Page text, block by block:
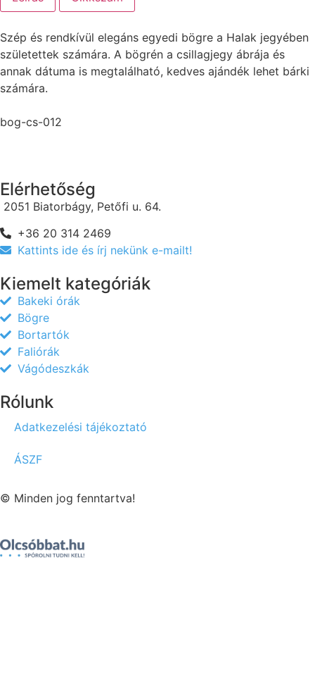
Szép és rendkívül elegáns egyedi bögre a Halak jegyében
születettek számára. A bögrén a csillagjegy ábrája és
annak dátuma is megtalálható, kedves ajándék lehet bárki
számára.
bog-cs-012
Elérhetőség
2051 Biatorbágy, Petőfi u. 64.
+36 20 314 2469
Kattints ide és írj nekünk e-mailt!
Kiemelt kategóriák
Bakeki órák
Bögre
Bortartók
Faliórák
Vágódeszkák
Rólunk
Adatkezelési tájékoztató
ÁSZF
© Minden jog fenntartva!